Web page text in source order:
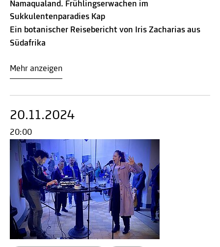
Namaqualand. Frühlingserwachen im
Sukkulentenparadies Kap
Ein botanischer Reisebericht von Iris Zacharias aus
Südafrika
Mehr anzeigen
20.11.2024
20:00